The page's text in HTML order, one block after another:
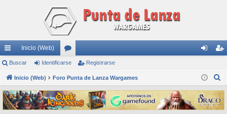
nl
ac
es
rá
Inicio (Web)
or
os nti
fic
ar
ist
ra
rs
Buscar Identificarse Registrarse
Inicio (Web) Foro Punta de Lanza Wargames
s
c